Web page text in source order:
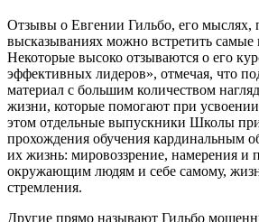
Отзывы о Евгении Гильбо, его мыслях,
высказываниях можно встретить самые
Некоторые высоко отзываются о его
эффективных лидеров», отмечая, что
материал с большим количеством
жизни, которые помогают при
этом отдельные выпускники Школы
прохождения обучения кардинальным
их жизнь: мировоззрение, намерения и
окружающим людям и себе самому,
стремления.
Другие прямо называют Гильбо